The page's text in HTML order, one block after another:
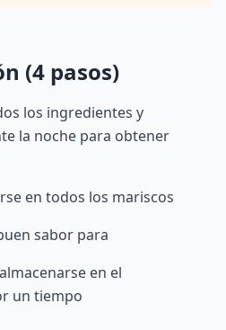
(4 pasos)
los ingredientes y
la noche para obtener
en todos los mariscos
sabor para
en el
un tiempo